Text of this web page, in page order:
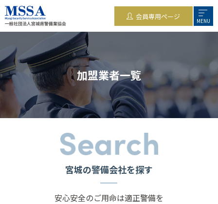
会員専用ページ MENU
加盟業者一覧
宮城の警備会社を探す
安心安全のご用命は適正警備を